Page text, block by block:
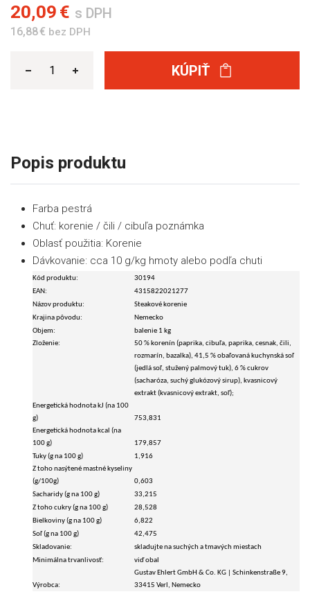
20,09 € s DPH
16,88 € bez DPH
KÚPIŤ
Popis produktu
Farba pestrá
Chuť: korenie / čili / cibuľa poznámka
Oblasť použitia: Korenie
Dávkovanie: cca 10 g/kg hmoty alebo podľa chuti
Kód produktu:
30194
EAN:
4315822021277
Názov produktu:
Steakové korenie
Krajina pôvodu:
Nemecko
Objem:
balenie 1 kg
Zloženie:
50 % korenín (paprika, cibuľa, paprika, cesnak, čili,
rozmarín, bazalka), 41,5 % obaľovaná kuchynská soľ
(jedlá soľ, stužený palmový tuk), 6 % cukrov
(sacharóza, suchý glukózový sirup), kvasnicový
extrakt (kvasnicový extrakt, soľ);
Energetická hodnota kJ (na 100
g)
753,831
Energetická hodnota kcal (na
100 g)
179,857
Tuky (g na 100 g)
1,916
Z toho nasýtené mastné kyseliny
(g/100g)
0,603
Sacharidy (g na 100 g)
33,215
Z toho cukry (g na 100 g)
28,528
Bielkoviny (g na 100 g)
6,822
Soľ (g na 100 g)
42,475
Skladovanie:
skladujte na suchých a tmavých miestach
Minimálna trvanlivosť:
viď obal
Výrobca:
Gustav Ehlert GmbH & Co. KG | Schinkenstraße 9,
33415 Verl, Nemecko